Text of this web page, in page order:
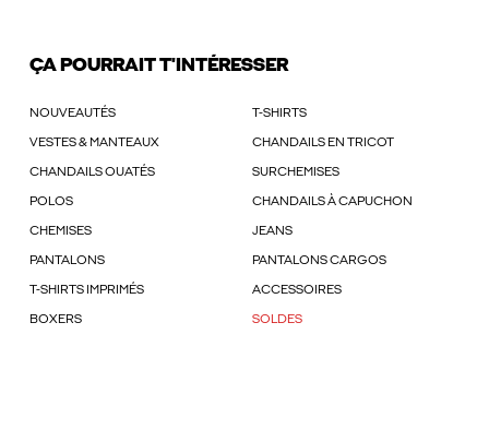
ÇA POURRAIT T'INTÉRESSER
NOUVEAUTÉS T-SHIRTS
VESTES & MANTEAUX CHANDAILS EN TRICOT
CHANDAILS OUATÉS SURCHEMISES
POLOS CHANDAILS À CAPUCHON
CHEMISES JEANS
PANTALONS PANTALONS CARGOS
T-SHIRTS IMPRIMÉS ACCESSOIRES
BOXERS SOLDES